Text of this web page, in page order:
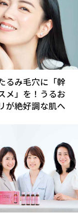
るみ毛穴に「幹
メ」を！うるお
が絶好調な肌へ